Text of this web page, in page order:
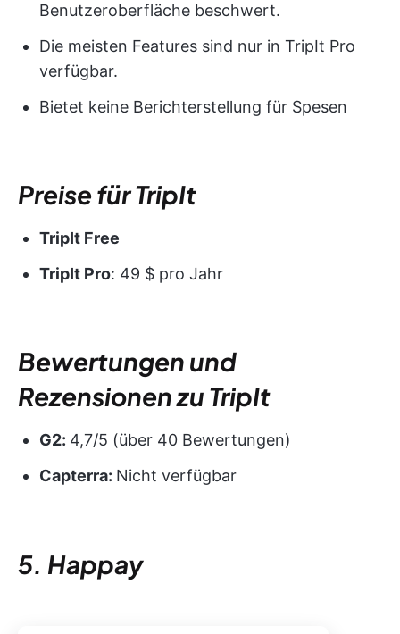
Benutzeroberfläche beschwert.
Die meisten Features sind nur in TripIt Pro
verfügbar.
Bietet keine Berichterstellung für Spesen
Preise für TripIt
TripIt Free
TripIt Pro: 49 $ pro Jahr
Bewertungen und
Rezensionen zu TripIt
G2: 4,7/5 (über 40 Bewertungen)
Capterra: Nicht verfügbar
5. Happay